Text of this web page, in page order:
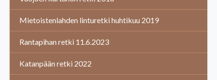
Mietoistenlahden linturetki huhtikuu 2019
Rantapihan retki 11.6.2023
Katanpään retki 2022